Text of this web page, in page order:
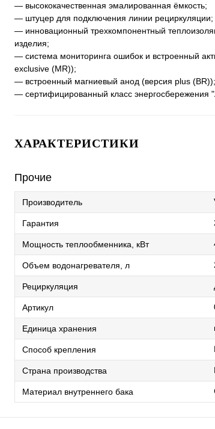
— высококачественная эмалированная ёмкость;
— штуцер для подключения линии рециркуляции;
— инновационный трехкомпонентный
изделия;
— система мониторинга ошибок и встроенный
exclusive (MR));
— встроенный магниевый анод (версия plus (BR));
— сертифицированный класс энергосбережения
ХАРАКТЕРИСТИКИ
Прочие
Производитель
Гарантия
Мощность теплообменника, кВт
Объем водонагревателя, л
Рециркуляция
Артикул
Единица хранения
Способ крепления
Страна производства
Материал внутреннего бака